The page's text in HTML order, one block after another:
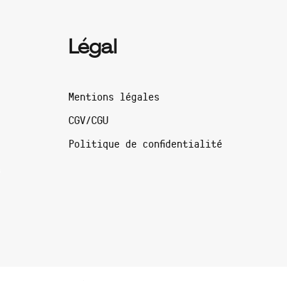
Légal
Mentions légales
CGV/CGU
Politique de confidentialité